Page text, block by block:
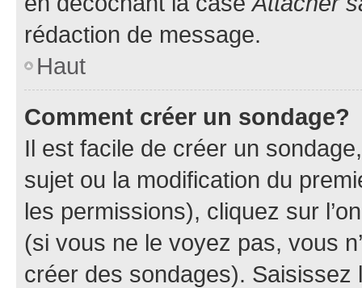
rédaction de message.
Haut
Comment créer un sondage?
Il est facile de créer un
sujet ou la modification du
les permissions), cliquez sur
(si vous ne le voyez pas, vous
créer des sondages).